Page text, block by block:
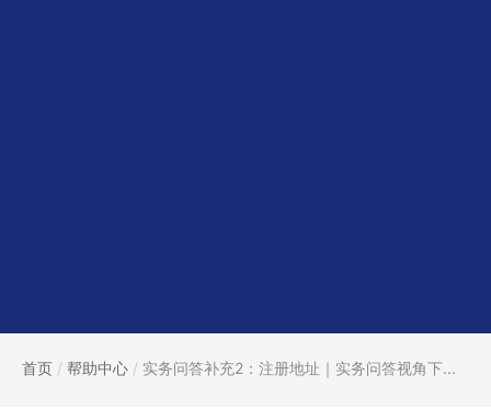
首页 / 帮助中心 / 实务问答补充2：注册地址｜实务问答视角下...